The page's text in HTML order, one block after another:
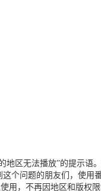
区无法播放”的提示语
个问题的朋友们，使用
用，不再因地区和版权限